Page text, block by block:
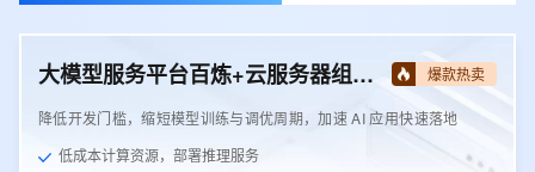
大模型服务平台百炼+云服务器组合套餐 爆款热卖
降低开发门槛，缩短模型训练与调优周期，加速 AI 应用快速落地
低成本计算资源，部署推理服务